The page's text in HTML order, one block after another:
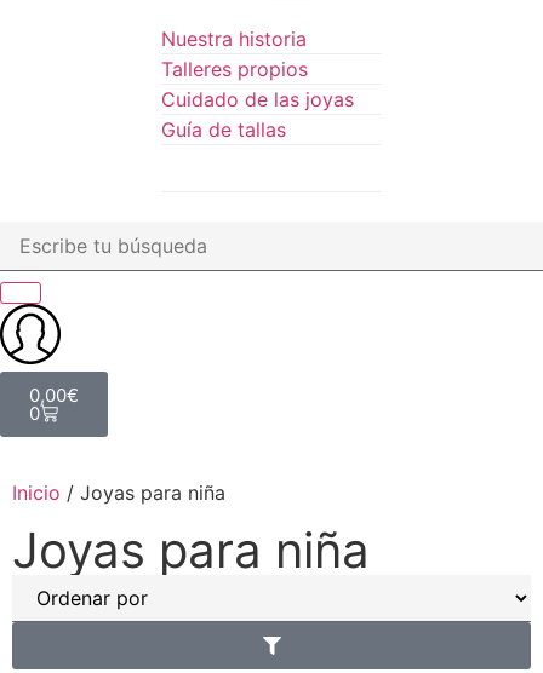
Nuestra historia
Talleres propios
Cuidado de las joyas
Guía de tallas
0,00€
0
Inicio / Joyas para niña
Joyas para niña